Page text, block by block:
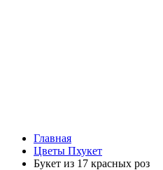
Главная
Цветы Пхукет
Букет из 17 красных роз